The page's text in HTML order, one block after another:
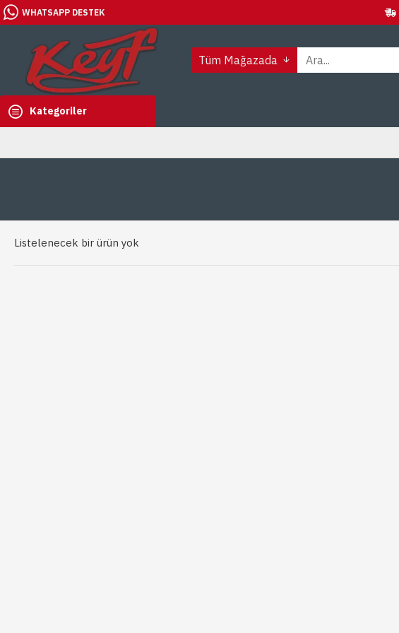
WHATSAPP DESTEK
Tüm Mağazada
Kategoriler
Listelenecek bir ürün yok